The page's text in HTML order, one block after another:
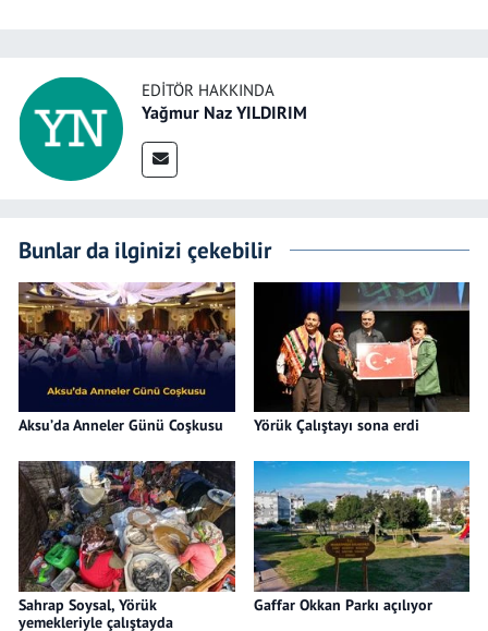
EDITÖR HAKKINDA
Yağmur Naz YILDIRIM
Bunlar da ilginizi çekebilir
Aksu’da Anneler Günü Coşkusu Yörük Çalıştayı sona erdi
Sahrap Soysal, Yörük
yemekleriyle çalıştayda
Gaffar Okkan Parkı açılıyor